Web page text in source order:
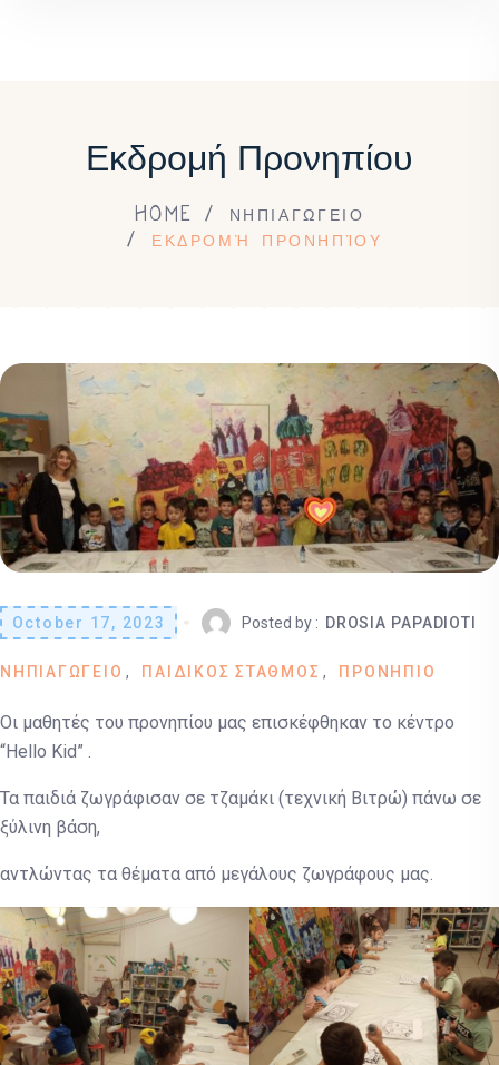
Εκδρομή Προνηπίου
HOME
ΝΗΠΙΑΓΩΓΕΙΟ
ΕΚΔΡΟΜΉ ΠΡΟΝΗΠΊΟΥ
October 17, 2023 Posted by : DROSIA PAPADIOTI
ΝΗΠΙΑΓΩΓΕΙΟ ΠΑΙΔΙΚΟΣ ΣΤΑΘΜΟΣ ΠΡΟΝΗΠΙΟ
Οι μαθητές του προνηπίου μας επισκέφθηκαν το κέντρο
“Hello Kid” .
Τα παιδιά ζωγράφισαν σε τζαμάκι (τεχνική Βιτρώ) πάνω σε
ξύλινη βάση,
αντλώντας τα θέματα από μεγάλους ζωγράφους μας.